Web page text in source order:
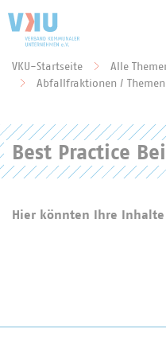
Sie befinden sich hier:
VKU-Startseite Alle
Abfallfraktionen / Themen
Best Practice
Hier könnten Ihre